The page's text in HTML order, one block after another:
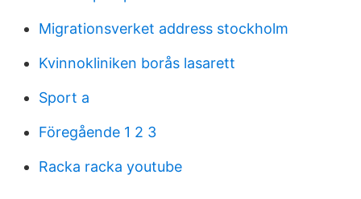
Migrationsverket address stockholm
Kvinnokliniken borås lasarett
Sport a
Föregående 1 2 3
Racka racka youtube